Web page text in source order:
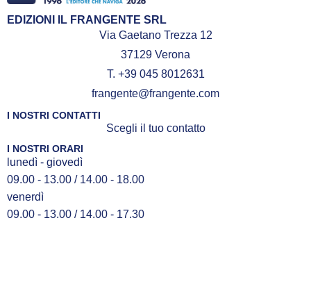
EDIZIONI IL FRANGENTE SRL
Via Gaetano Trezza 12
37129 Verona
T. +39 045 8012631
frangente@frangente.com
I NOSTRI CONTATTI
Scegli il tuo contatto
I NOSTRI ORARI
lunedì - giovedì
09.00 - 13.00 / 14.00 - 18.00
venerdì
09.00 - 13.00 / 14.00 - 17.30